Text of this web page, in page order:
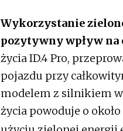
Wykorzystanie
pozytywny wpływ
życia ID.4 Pro,
pojazdu przy
modelem z silnikiem
życia powoduje o